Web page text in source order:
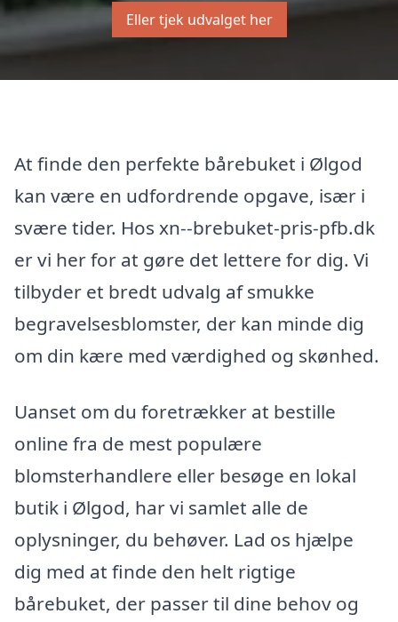
Eller tjek udvalget her
At finde den perfekte bårebuket i Ølgod
kan være en udfordrende opgave, især i
svære tider. Hos xn--brebuket-pris-pfb.dk
er vi her for at gøre det lettere for dig. Vi
tilbyder et bredt udvalg af smukke
begravelsesblomster, der kan minde dig
om din kære med værdighed og skønhed.
Uanset om du foretrækker at bestille
online fra de mest populære
blomsterhandlere eller besøge en lokal
butik i Ølgod, har vi samlet alle de
oplysninger, du behøver. Lad os hjælpe
dig med at finde den helt rigtige
bårebuket, der passer til dine behov og